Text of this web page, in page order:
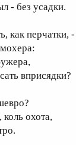
- без усадки.
как перчатки, -
вприсядки?
охота,